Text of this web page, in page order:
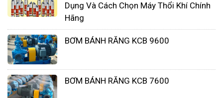
Công dụng của máy bơm hóa
chất
Bơm hóa chất
công nghiệp khác nhau, từ ứng dụng công nghiệp
nói chung đến dầu khí, nhà máy bia và nhà máy
chưng cất, chất bán dẫn và các ngành khác, cụ thể
Dụng Và Cách Chọn Máy Thổi Khí Chính
Hãng
BƠM BÁNH RĂNG KCB 9600
BƠM BÁNH RĂNG KCB 7600